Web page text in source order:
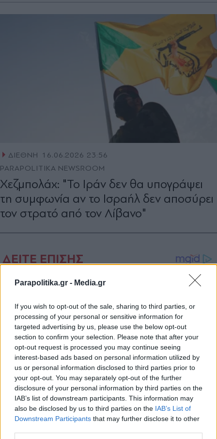
Parapolitika.gr - Media.gr
If you wish to opt-out of the sale, sharing to third parties, or
processing of your personal or sensitive information for
targeted advertising by us, please use the below opt-out
section to confirm your selection. Please note that after your
opt-out request is processed you may continue seeing
interest-based ads based on personal information utilized by
us or personal information disclosed to third parties prior to
your opt-out. You may separately opt-out of the further
disclosure of your personal information by third parties on the
IAB’s list of downstream participants. This information may
also be disclosed by us to third parties on the IAB’s List of
Downstream Participants that may further disclose it to other
ΔΙΕΘΝΗ
16.06.2026 23:56
PARAPOLITIKA NEWSROOM
Χεζμπολάχ: "Το Ιράν δεν θα υπογράψει
τη συμφωνία αν το Ισραήλ δεν αποσύρει
τον στρατό από τον Λίβανο"
Εγγραφή στο newsletter